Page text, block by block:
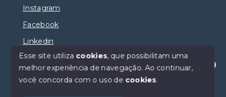
Olá! Estamos disponíveis para te ajudar.
Instagram
Facebook
Linkedin
© Copyright 2026 - Selma Sumaya Corretora - Todos
Esse site utiliza cookies, que possibilitam uma
melhor experiência de navegação.Ao continuar,
você concorda com o uso de cookies.